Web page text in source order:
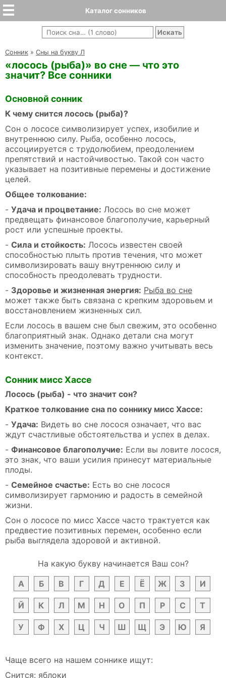
Каталог сонников
Cонник » Сны на букву Л
«лосось (рыба)» во сне — что это
значит? Все сонники
Основной сонник
К чему снится лосось (рыба)?
Сон о лососе символизирует успех, изобилие и
внутреннюю силу. Рыба, особенно лосось,
ассоциируется с трудолюбием, преодолением
препятствий и настойчивостью. Такой сон часто
указывает на позитивные перемены и достижение
целей.
Общее толкование:
- Удача и процветание: Лосось во сне может
предвещать финансовое благополучие, карьерный
рост или успешные проекты.
- Сила и стойкость: Лосось известен своей
способностью плыть против течения, что может
символизировать вашу внутреннюю силу и
способность преодолевать трудности.
- Здоровье и жизненная энергия: Рыба во сне
может также быть связана с крепким здоровьем и
восстановлением жизненных сил.
Если лосось в вашем сне был свежим, это особенно
благоприятный знак. Однако детали сна могут
изменить значение, поэтому важно учитывать весь
контекст.
Сонник мисс Хассе
Лосось (рыба) - что значит сон?
Краткое толкование сна по соннику мисс Хассе:
- Удача: Видеть во сне лосося означает, что вас
ждут счастливые обстоятельства и успех в делах.
- Финансовое благополучие: Если вы ловите лосося,
это знак, что ваши усилия принесут материальные
плоды.
- Семейное счастье: Есть во сне лосося
символизирует гармонию и радость в семейной
жизни.
Сон о лососе по мисс Хассе часто трактуется как
предвестие позитивных перемен, особенно если
рыба выглядела здоровой и активной.
На какую букву начинается Ваш сон?
А
Б В Г Д Е Ё Ж З И
Й К Л М Н О П Р С Т
У Ф Х Ц Ч Ш Щ Э Ю Я
Чаще всего на нашем соннике ищут:
Снится: яблоки